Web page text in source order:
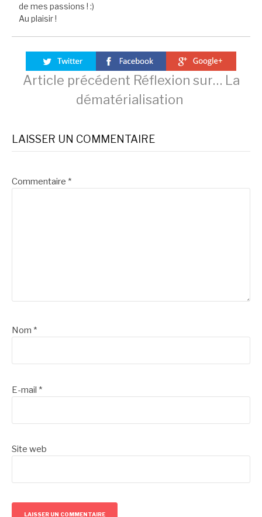
de mes passions ! :)
Au plaisir !
Lire
la
suite
Article précédent Réflexion sur… La
dématérialisation
LAISSER UN COMMENTAIRE
Commentaire *
Nom *
E-mail *
Site web